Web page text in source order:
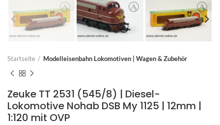
Startseite Modelleisenbahn Lokomotiven | Wagen & Zubehör
Zeuke TT 2531 (545/8) | Diesel-
Lokomotive Nohab DSB My 1125 | 12mm |
1:120 mit OVP